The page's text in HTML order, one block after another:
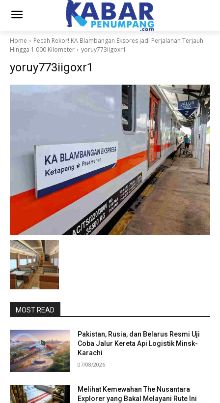
Home
Pecah Rekor! KA Blambangan Ekspres jadi Perjalanan Terjauh
Hingga 1.000 Kilometer
yoruy773iigoxr1
yoruy773iigoxr1
MOST READ
Pakistan, Rusia, dan Belarus Resmi Uji
Coba Jalur Kereta Api Logistik Minsk-
Karachi
07/08/2026
Melihat Kemewahan The Nusantara
Explorer yang Bakal Melayani Rute Ini